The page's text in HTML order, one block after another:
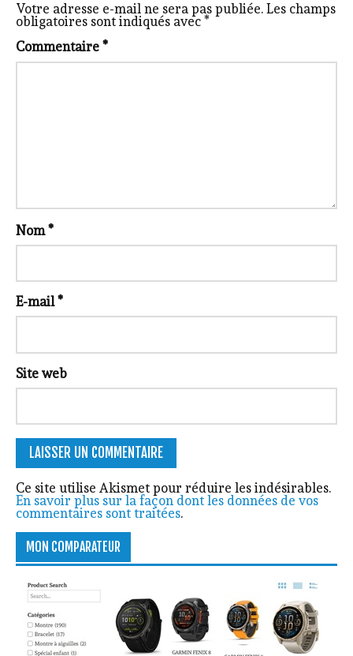
Votre adresse e-mail ne sera pas publiée. Les champs
obligatoires sont indiqués avec*
Commentaire*
Nom*
E-mail*
Site web
Ce site utilise Akismet pour réduire les indésirables.
En savoir plus sur la façon dont les données de vos
commentaires sont traitées.
MON COMPARATEUR